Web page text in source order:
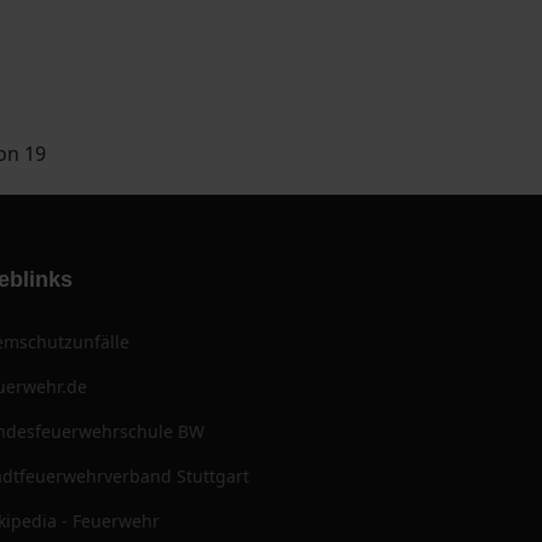
19
BW
Stuttgart
- Feuerwehr